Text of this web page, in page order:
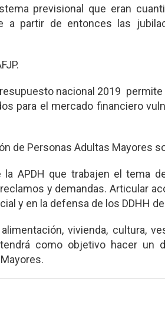
previsional que eran
a partir de entonces las
nacional 2019 permite
para el mercado financiero
de Personas Adultas Mayores
APDH que trabajen el tema
y demandas. Articular
y en la defensa de los DDHH de
vivienda, cultura,
como objetivo hacer un